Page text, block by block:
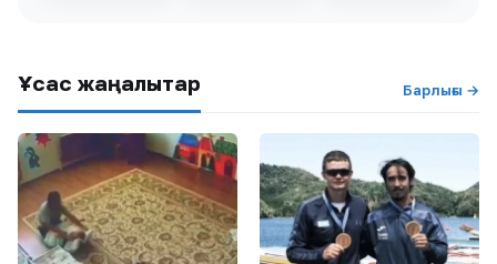
Ұқсас жаңалықтар Барлығы →